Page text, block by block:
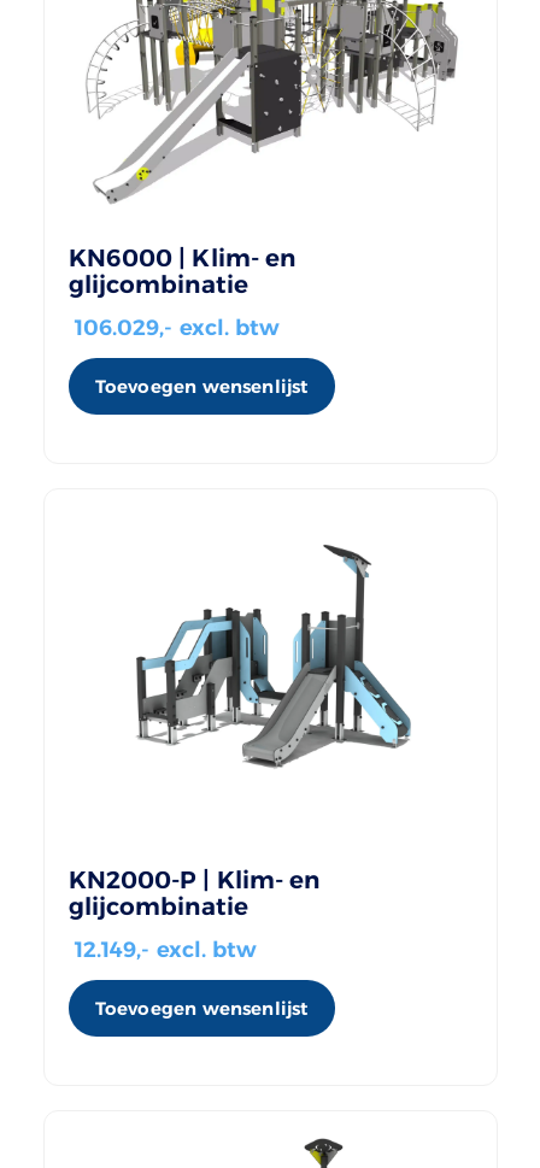
KN6000 | Klim- en
glijcombinatie
106.029,- excl. btw
Toevoegen wensenlijst
KN2000-P | Klim- en
glijcombinatie
12.149,- excl. btw
Toevoegen wensenlijst